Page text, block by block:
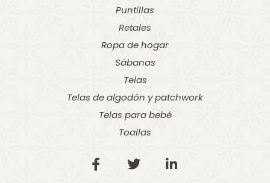
Puntillas
Retales
Ropa de hogar
Sábanas
Telas
Telas de algodón y patchwork
Telas para bebé
Toallas